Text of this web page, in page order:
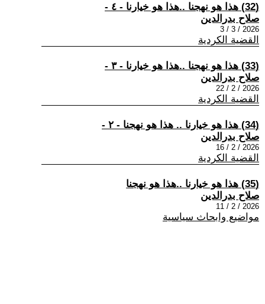
(32) هذا هو نهجنا ..هذا هو خيارنا - ٤ -
صلاح بدرالدين
2026 / 3 / 3
القضية الكردية
(33) هذا هو نهجنا ..هذا هو خيارنا - ٣ -
صلاح بدرالدين
2026 / 2 / 22
القضية الكردية
(34) هذا هو خيارنا .. هذا هو نهجنا - ٢ -
صلاح بدرالدين
2026 / 2 / 16
القضية الكردية
(35) هذا هو خيارنا ..هذا هو نهجنا
صلاح بدرالدين
2026 / 2 / 11
مواضيع وابحاث سياسية